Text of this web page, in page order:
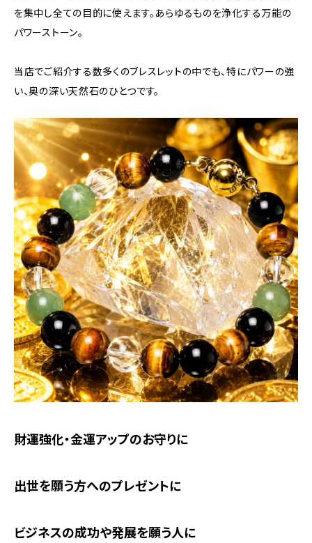
を集中し全ての目的に使えます。あらゆるものを浄化する万能の
パワーストーン。
当店でご紹介する数多くのブレスレットの中でも、特にパワーの強
い、奥の深い天然石のひとつです。
財運強化・金運アップのお守りに
出世を願う方へのプレゼントに
ビジネスの成功や発展を願う人に